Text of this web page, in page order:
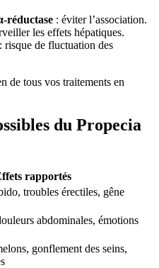
réductase : éviter l’association.
les effets hépatiques.
: risque de fluctuation des
de tous vos traitements en
du Propecia
rapportés
troubles érectiles, gêne
abdominales, émotions
gonflement des seins,